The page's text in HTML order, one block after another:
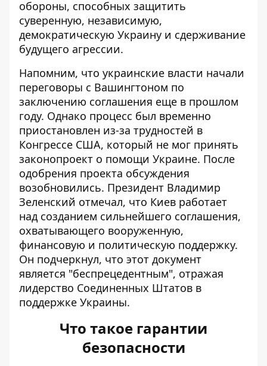
обороны, способных защитить
суверенную, независимую,
демократическую Украину и сдерживание
будущего агрессии.
Напомним, что украинские власти начали
переговоры с Вашингтоном по
заключению соглашения еще в прошлом
году. Однако процесс был временно
приостановлен из-за трудностей в
Конгрессе США, который не мог принять
законопроект о помощи Украине. После
одобрения проекта обсуждения
возобновились. Президент Владимир
Зеленский отмечал, что Киев работает
над созданием сильнейшего соглашения,
охватывающего вооруженную,
финансовую и политическую поддержку.
Он подчеркнул, что этот документ
является "беспрецедентным", отражая
лидерство Соединенных Штатов в
поддержке Украины.
Что такое гарантии
безопасности